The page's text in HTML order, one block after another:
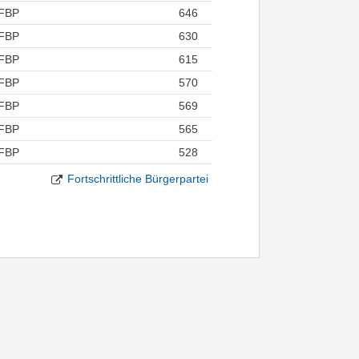
646
630
615
570
569
565
528
Fortschrittliche Bürgerpartei